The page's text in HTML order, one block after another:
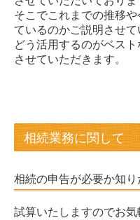
そこでこれまでの推移
ているのかご説明させ
どう活用するのがベス
させていただきます。
相続業務に関して
相続の申告が必要か知り
試算いたしますのでお気